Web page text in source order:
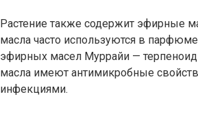
Растение также содержит эфирные
масла часто используются в
эфирных масел Муррайи —
масла имеют антимикробные
инфекциями.